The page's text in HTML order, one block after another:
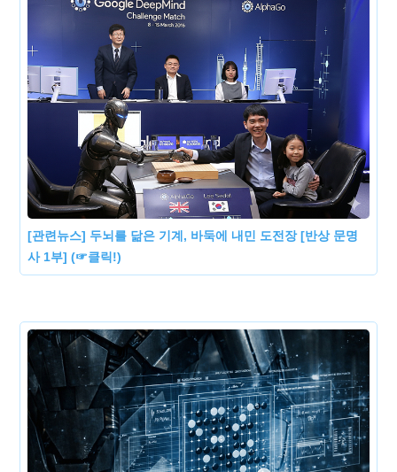
[관련뉴스] 두뇌를 닮은 기계, 바둑에 내민 도전장 [반상 문명
사 1부] (☞클릭!)